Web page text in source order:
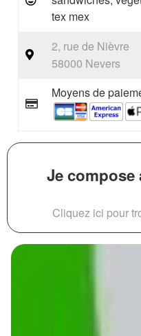
tex mex
2, rue de Nièvre
58000 Nevers
Moyens de
Je compose
Cliquez ici pour